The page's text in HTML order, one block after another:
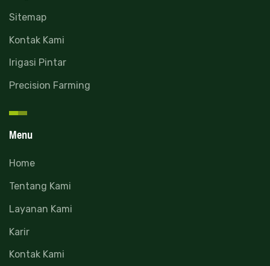
Sitemap
Kontak Kami
Irigasi Pintar
Precision Farming
Menu
Home
Tentang Kami
Layanan Kami
Karir
Kontak Kami